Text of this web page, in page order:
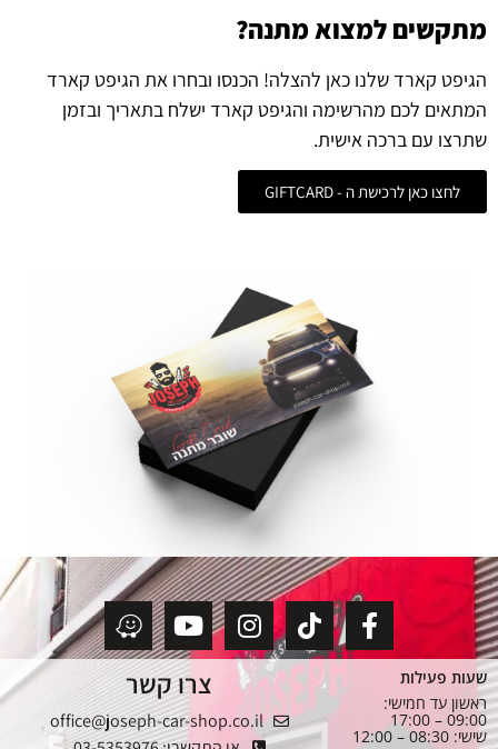
מתקשים למצוא מתנה?
הגיפט קארד שלנו כאן להצלה! הכנסו ובחרו את הגיפט קארד
המתאים לכם מהרשימה והגיפט קארד ישלח בתאריך ובזמן
שתרצו עם ברכה אישית.
לחצו כאן לרכישת ה - GIFTCARD
שעות פעילות
ראשון עד חמישי:
09:00 – 17:00
שישי: 08:30 – 12:00
צרו קשר
office@joseph-car-shop.co.il